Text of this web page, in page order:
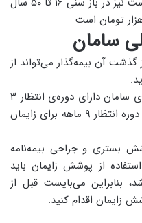
تومان است
سامان
آن بیمه‌گذار می‌تواند از
هریک از طرح‌های بیمه تکمیلی انفرادی سامان دارای دوره‌ی انتظار ۳
ماهه برای خدمات بستری و جراحی و دوره انتظار ۹ ماهه برای زایمان
بستری و جراحی بیمه‌نامه
۳ ماه و برای استفاده از پوشش زایمان باید
بنابراین می‌بایست قبل از
زایمان اقدام کنید.